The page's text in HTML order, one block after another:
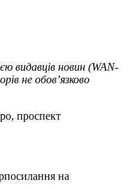
видавців новин (WAN-
не обов’язково
проспект
на